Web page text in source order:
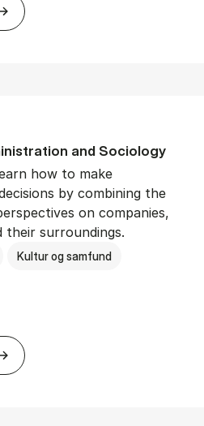
BSc in Busi­ness Ad­min­is­tra­tion
and So­ci­ology
how to make
by combining the
on companies,
their surroundings.
Kultur og samfund
BSc in Busi­ness Ad­min­is­tra­tion